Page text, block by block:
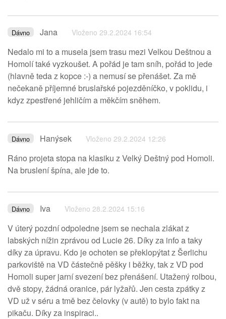
Dávno Jana Vloženo 29.2.2024 16:54
Nedalo mi to a musela jsem trasu mezi Velkou Deštnou a
Homolí také vyzkoušet. A pořád je tam sníh, pořád to jede
(hlavně teda z kopce :-) a nemusí se přenášet. Za mě
nečekaně příjemné bruslařské pojezděníčko, v poklidu, i
kdyz zpestřené jehličím a měkčím sněhem.
Dávno Hanýsek Vloženo 29.2.2024 12:26
Ráno projeta stopa na klasiku z Velký Deštný pod Homoli.
Na bruslení špína, ale jde to.
Dávno Iva Vloženo 28.2.2024 15:16
V úterý pozdní odpoledne jsem se nechala zlákat z
labských nížin zprávou od Lucie 26. Díky za info a taky
díky za úpravu. Kdo je ochoten se překlopýtat z Šerlichu
parkoviště na VD částečně pěšky i běžky, tak z VD pod
Homoli super jarní svezení bez přenášení. Utažený rolbou,
dvě stopy, žádná oranice, pár lyžařů. Jen cesta zpátky z
VD už v séru a tmě bez čelovky (v autě) to bylo fakt na
pikaču. Díky za inspiraci..